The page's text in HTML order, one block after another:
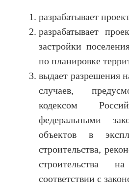
разрабатывает
разрабатывает
застройки
по планировке
выдает разрешения
случаев,
кодексом
федеральными
объектов в
строительства,
строительства
соответствии с